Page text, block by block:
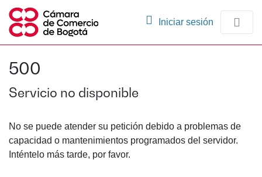
Iniciar sesión (current)
500
Servicio no disponible
No se puede atender su petición debido a problemas de
capacidad o mantenimientos programados del servidor.
Inténtelo más tarde, por favor.